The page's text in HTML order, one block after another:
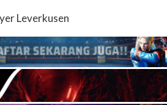
Leverkusen